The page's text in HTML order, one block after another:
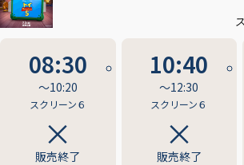
08:30
〜10:20
スクリーン６
販売終了
10:40
〜12:30
スクリーン６
販売終了